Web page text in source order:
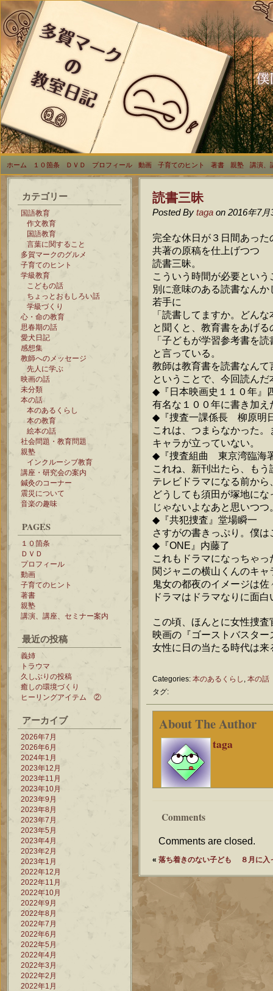
ホーム １０箇条 ＤＶＤ プロフィール 動画 子育てのヒント 著書 親塾 講演、
カテゴリー
国語教育
作文教育
国語教育
言葉に関すること
多賀マークのグルメ
子育てのヒント
学級教育
こどもの話
ちょっとおもしろい話
学級づくり
心・命の教育
思春期の話
愛犬日記
感想集
教師へのメッセージ
先人に学ぶ
映画の話
未分類
本の話
本のあるくらし
本の教育
絵本の話
社会問題・教育問題
親塾
インクルーシブ教育
講座・研究会の案内
鍼灸のコーナー
震災について
音楽の趣味
PAGES
１０箇条
ＤＶＤ
プロフィール
動画
子育てのヒント
著書
親塾
講演、講座、セミナー案内
最近の投稿
義姉
トラウマ
久しぶりの投稿
癒しの環境づくり
ヒーリングアイテム ②
アーカイブ
2026年7月
2026年6月
2024年1月
2023年12月
2023年11月
2023年10月
2023年9月
2023年8月
2023年7月
2023年5月
2023年4月
2023年2月
2023年1月
2022年12月
2022年11月
2022年10月
2022年9月
2022年8月
2022年7月
2022年6月
2022年5月
2022年4月
2022年3月
2022年2月
2022年1月
読書三昧
Posted By taga on 2016年7月
完全な休日が３日間あった
共著の原稿を仕上げつつ
読書三昧。
こういう時間が必要という
別に意味のある読書なんか
若手に
「読書してますか。どんな
と聞くと、教育書をあげる
「子どもが学習参考書を
と言っている。
教師は教育書を読書なん
ということで、今回読んだ
◆『日本映画史１１０年
有名な１００年に書き加
◆『捜査一課係長 柳原明
これは、つまらなかった
キャラが立っていない。
◆『捜査組曲 東京湾臨海
これね、新刊出たら、も
テレビドラマになる前か
どうしても須田が塚地に
じゃないよなあと思いつつ
◆『共犯捜査』堂場瞬一
さすがの書きっぷり。僕
◆『ONE』内藤了
これもドラマになっちゃ
関ジャニの横山くんのキ
鬼女の都夜のイメージは
ドラマはドラマなりに面白
この頃、ほんとに女性捜
映画の『ゴーストバスタ
女性に日の当たる時代は来
Categories: 本のあるくらし
本の話
タグ:
About The Author
taga
Comments
Comments are closed.
« 落ち着きのない子ども ８月に入